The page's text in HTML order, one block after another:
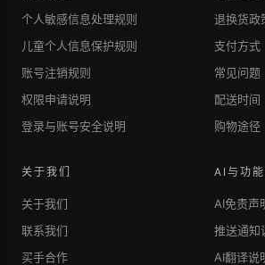
个人敏感信息处理规则
儿童个人信息保护规则
账号注销规则
权限申请说明
登录与账号安全说明
退换货政
支付方式
常见问题
配送时间
购物途径
关于我们
关于我们
联系我们
买手合作
AI与功
AI免责声
推送通知
AI翻译说